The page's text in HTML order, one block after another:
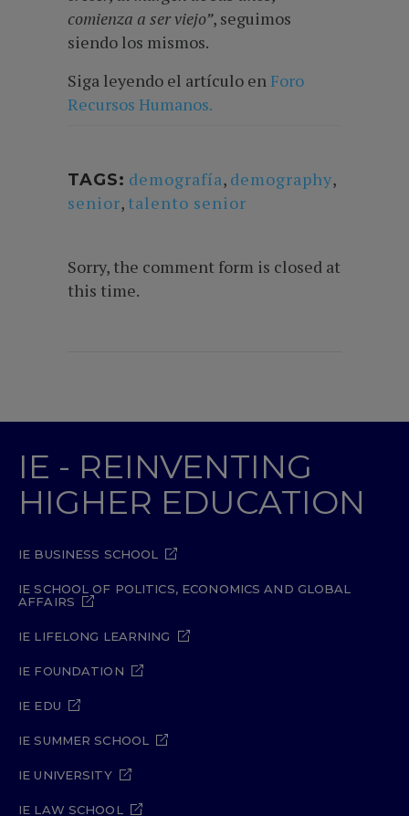
comienza a ser viejo”, seguimos
siendo los mismos.
Siga leyendo el artículo en Foro
Recursos Humanos.
TAGS: demografía, demography,
senior, talento senior
Sorry, the comment form is closed at
this time.
IE - REINVENTING
HIGHER EDUCATION
IE BUSINESS SCHOOL
IE SCHOOL OF POLITICS, ECONOMICS AND GLOBAL
AFFAIRS
IE LIFELONG LEARNING
IE FOUNDATION
IE EDU
IE SUMMER SCHOOL
IE UNIVERSITY
IE LAW SCHOOL